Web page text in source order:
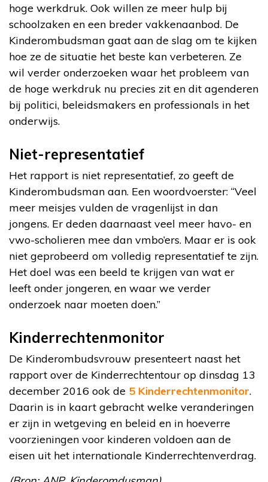
hoge werkdruk. Ook willen ze meer hulp bij
schoolzaken en een breder vakkenaanbod. De
Kinderombudsman gaat aan de slag om te kijken
hoe ze de situatie het beste kan verbeteren. Ze
wil verder onderzoeken waar het probleem van
de hoge werkdruk nu precies zit en dit agenderen
bij politici, beleidsmakers en professionals in het
onderwijs.
Niet-representatief
Het rapport is niet representatief, zo geeft de
Kinderombudsman aan. Een woordvoerster: “Veel
meer meisjes vulden de vragenlijst in dan
jongens. Er deden daarnaast veel meer havo- en
vwo-scholieren mee dan vmbo’ers. Maar er is ook
niet geprobeerd om volledig representatief te zijn.
Het doel was een beeld te krijgen van wat er
leeft onder jongeren, en waar we verder
onderzoek naar moeten doen.”
Kinderrechtenmonitor
De Kinderombudsvrouw presenteert naast het
rapport over de Kinderrechtentour op dinsdag 13
december 2016 ook de 5 Kinderrechtenmonitor.
Daarin is in kaart gebracht welke veranderingen
er zijn in wetgeving en beleid en in hoeverre
voorzieningen voor kinderen voldoen aan de
eisen uit het internationale Kinderrechtenverdrag.